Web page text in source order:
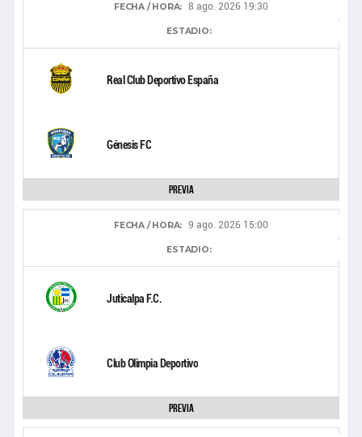
FECHA / HORA: 8 ago. 2026 19:30
ESTADIO:
Real Club Deportivo España
Génesis FC
Previa
FECHA / HORA: 9 ago. 2026 15:00
ESTADIO:
Juticalpa F.C.
Club Olimpia Deportivo
Previa